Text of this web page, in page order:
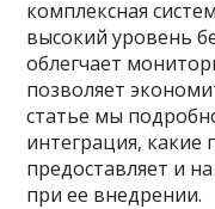
комплексная
высокий уровень
облегчает
позволяет
статье мы
интеграция,
предоставляет и
при ее внедрении.